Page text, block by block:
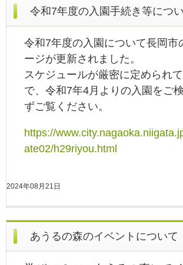
令和7年度の入園手続き等につ
令和7年度の入園について長岡市
ージが更新されました。
スケジュールが厳密に定められ
で、令和7年4月よりの入園をご
ずご覧ください。
https://
ate02/h29riyou.html
2024年08月21日
あうるの森のイベントについて